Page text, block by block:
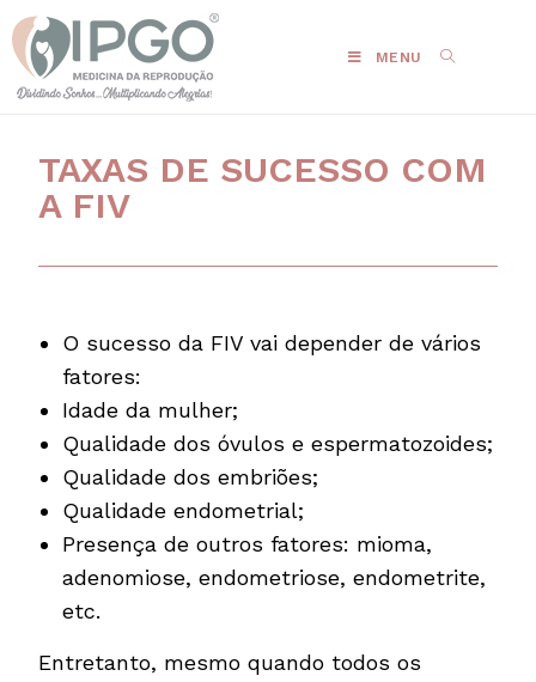
MENU
TAXAS DE SUCESSO COM
A FIV
O sucesso da FIV vai depender de vários
fatores:
Idade da mulher;
Qualidade dos óvulos e espermatozoides;
Qualidade dos embriões;
Qualidade endometrial;
Presença de outros fatores: mioma,
adenomiose, endometriose, endometrite,
etc.
Entretanto, mesmo quando todos os